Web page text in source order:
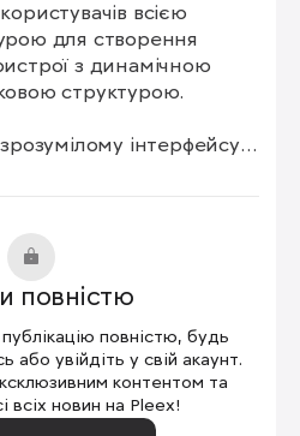
всією
для створення
з динамічною
структурою.
інтерфейсу,
затребуваних
внутрішніх ефектів та
myTRACKS допоможе
музику, наповнену
ваш креативний
повністю
повністю, будь
або увійдіть у свій акаунт.
контентом та
всіх новин на Pleex!